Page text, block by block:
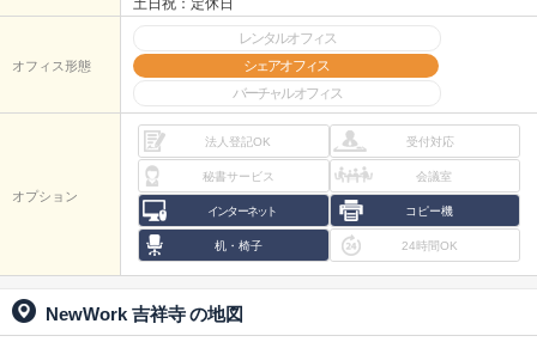
土日祝：定休日
オフィス形態
レンタルオフィス
シェアオフィス
バーチャルオフィス
オプション
法人登記OK 受付対応
秘書サービス 会議室
インターネット コピー機
机・椅子 24時間OK
NewWork 吉祥寺の地図